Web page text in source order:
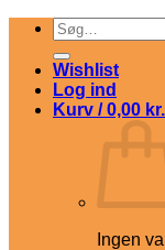
Fortsæt
indhold
Søg
efter:
Wishlist
Log ind
Kurv /0,00 kr.
Ingen